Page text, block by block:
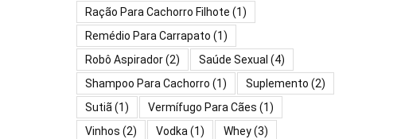
Ração Para Cachorro Filhote (1)
Remédio Para Carrapato (1)
Robô Aspirador(2) Saúde Sexual (4)
Shampoo Para Cachorro (1) Suplemento (2)
Sutiã (1) Vermífugo Para Cães (1)
Vinhos (2) Vodka (1) Whey(3)